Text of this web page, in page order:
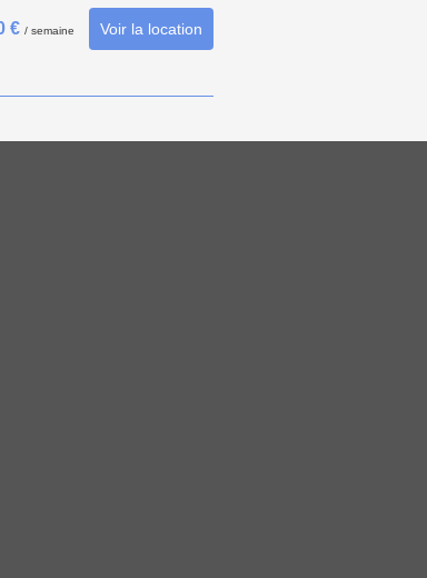
€ / semaine Voir la location